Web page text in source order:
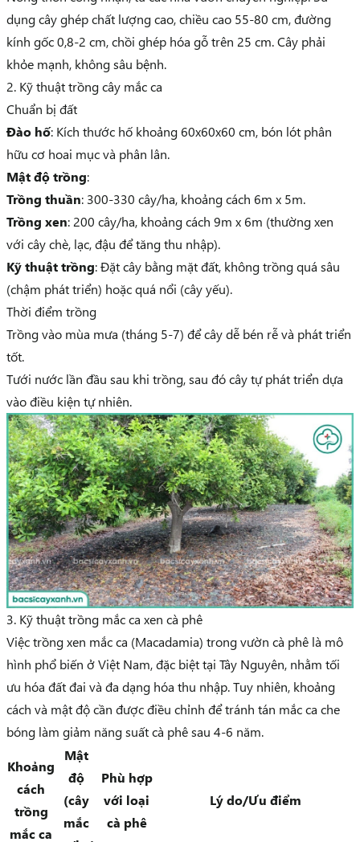
dụng cây ghép chất lượng cao, chiều cao 55-80 cm, đường
kính gốc 0,8-2 cm, chồi ghép hóa gỗ trên 25 cm. Cây phải
khỏe mạnh, không sâu bệnh.
2. Kỹ thuật trồng cây mắc ca
Chuẩn bị đất
Đào hố: Kích thước hố khoảng 60x60x60 cm, bón lót phân
hữu cơ hoai mục và phân lân.
Mật độ trồng:
Trồng thuần: 300-330 cây/ha, khoảng cách 6m x 5m.
Trồng xen: 200 cây/ha, khoảng cách 9m x 6m (thường xen
với cây chè, lạc, đậu để tăng thu nhập).
Kỹ thuật trồng: Đặt cây bằng mặt đất, không trồng quá sâu
(chậm phát triển) hoặc quá nổi (cây yếu).
Thời điểm trồng
Trồng vào mùa mưa (tháng 5-7) để cây dễ bén rễ và phát triển
tốt.
Tưới nước lần đầu sau khi trồng, sau đó cây tự phát triển dựa
vào điều kiện tự nhiên.
3. Kỹ thuật trồng mắc ca xen cà phê
Việc trồng xen mắc ca (Macadamia) trong vườn cà phê là mô
hình phổ biến ở Việt Nam, đặc biệt tại Tây Nguyên, nhằm tối
ưu hóa đất đai và đa dạng hóa thu nhập. Tuy nhiên, khoảng
cách và mật độ cần được điều chỉnh để tránh tán mắc ca che
bóng làm giảm năng suất cà phê sau 4-6 năm.
Khoảng
cách
trồng
mắc ca
Mật
độ
(cây
mắc
Phù hợp
với loại
cà phê
Lý do/Ưu điểm